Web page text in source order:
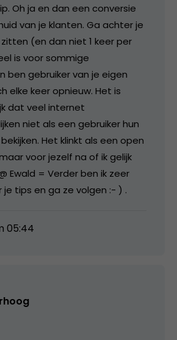
Oh ja en dan een conversie
van je klanten. Ga achter je
(en dan niet 1 keer per
is voor sommige
ben gebruiker van je eigen
elke keer opnieuw. Het is
dat veel internet
niet als een gebruiker hun
Het klinkt als een open
voor jezelf na of ik gelijk
Ewald = Verder ben ik zeer
je tips en ga ze volgen :- ) .
05:44